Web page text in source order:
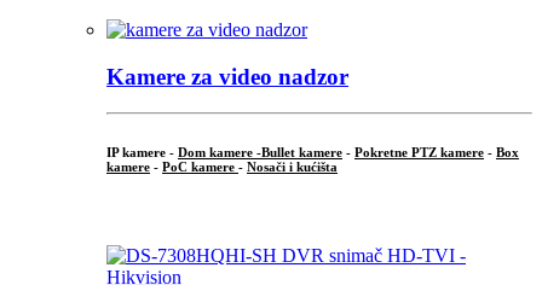
Kamere za video nadzor
IP kamere - Dom kamere -Bullet kamere - Pokretne PTZ kamere - Box
kamere - PoC kamere - Nosači i kućišta